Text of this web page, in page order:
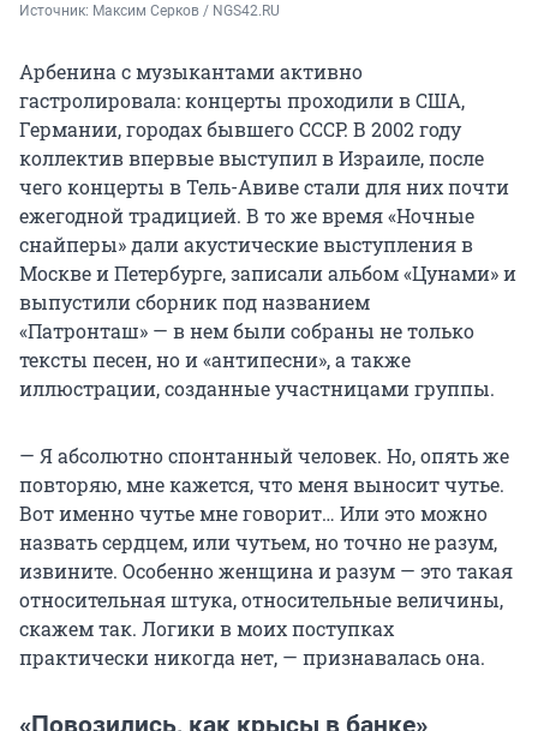
Источник: Максим Серков / NGS42.RU
Арбенина с музыкантами активно
гастролировала: концерты проходили в США,
Германии, городах бывшего СССР. В 2002 году
коллектив впервые выступил в Израиле, после
чего концерты в Тель-Авиве стали для них почти
ежегодной традицией. В то же время «Ночные
снайперы» дали акустические выступления в
Москве и Петербурге, записали альбом «Цунами» и
выпустили сборник под названием
«Патронташ» — в нем были собраны не только
тексты песен, но и «антипесни», а также
иллюстрации, созданные участницами группы.
— Я абсолютно спонтанный человек. Но, опять же
повторяю, мне кажется, что меня выносит чутье.
Вот именно чутье мне говорит… Или это можно
назвать сердцем, или чутьем, но точно не разум,
извините. Особенно женщина и разум — это такая
относительная штука, относительные величины,
скажем так. Логики в моих поступках
практически никогда нет, — признавалась она.
«Повозились, как крысы в банке»